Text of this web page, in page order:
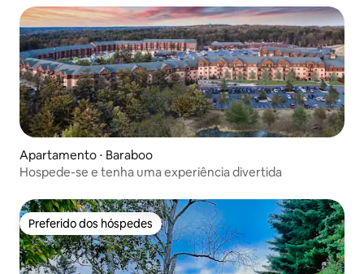
Apartamento ⋅ Baraboo
Hospede-se e tenha uma experiência divertida
Preferido dos hóspedes
Preferido dos hóspedes